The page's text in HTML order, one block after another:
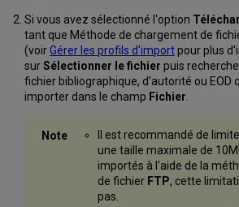
Si vous avez sélectionné l'option
tant que Méthode de chargement de
(voirGérer les profils d'importpour plus
surSélectionner le fichier puis
fichier bibliographique, d'autorité ou EOD
importer dans le champ Fichier
Il est recommandé de
une taille maximale de
importés à l'aide de la
de fichier FTP, cette
pas.